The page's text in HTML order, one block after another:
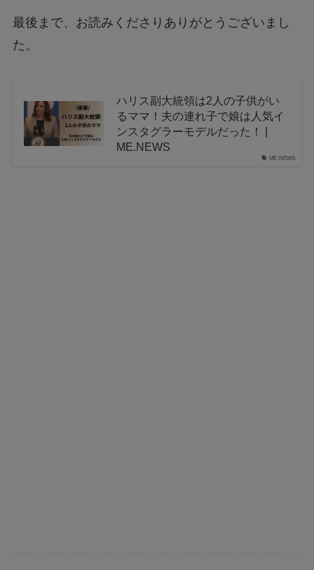
最後まで、お読みくださりありがとうございまし
た。
ME.NEWS
ハリス副大統領は2人の子供がい
るママ！夫の連れ子で娘は人気イ
ンスタグラーモデルだった！ |
ME.NEWS